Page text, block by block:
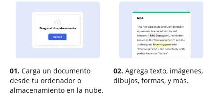
01. Carga un documento
desde tu ordenador o
almacenamiento en la nube.
02. Agrega texto, imágenes,
dibujos, formas, y más.